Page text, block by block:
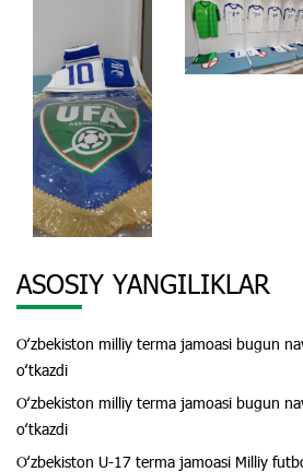
ASOSIY YANGILIKLAR
Oʻzbekiston milliy terma jamoasi bugun
oʻtkazdi
Oʻzbekiston milliy terma jamoasi bugun
oʻtkazdi
Oʻzbekiston U-17 terma jamoasi Milliy